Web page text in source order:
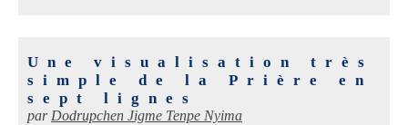
Une visualisation très
simple de la Prière en
sept lignes
parDodrupchen Jigme Tenpe Nyima